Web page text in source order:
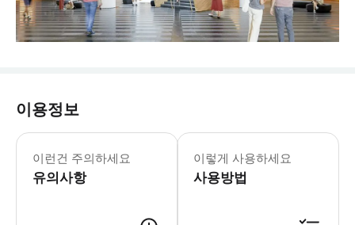
이용정보
이런건 주의하세요
유의사항
목요일: 10:00-16:00 12월 24일, 27
* 세계적인 전시회와 미국에서 가장
이렇게 사용하세요
사용방법